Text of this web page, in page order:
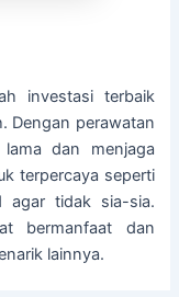
investasi terbaik
Dengan perawatan
dan menjaga
terpercaya seperti
agar tidak sia-sia.
bermanfaat dan
lainnya.